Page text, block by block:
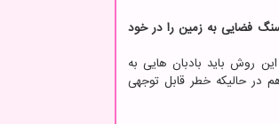
فضایی به زمین را در خود
روش باید بادبان هایی به
در حالیکه خطر قابل توجهی